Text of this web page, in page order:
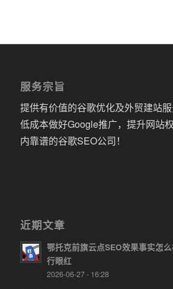
服务宗旨
提供有价值的谷歌优化及外贸建站
低成本做好Google推广，提升网站
内靠谱的谷歌SEO公司！
近期文章
鄂托克前旗云点SEO效果事实怎
行眼红
2026-06-27 - 16:28